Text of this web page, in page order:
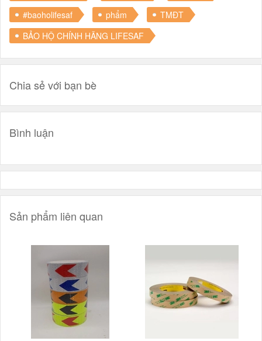
#baoholifesaf
phẩm
TMĐT
BẢO HỘ CHÍNH HÃNG LIFESAF
Chia sẻ với bạn bè
Bình luận
Sản phẩm liên quan